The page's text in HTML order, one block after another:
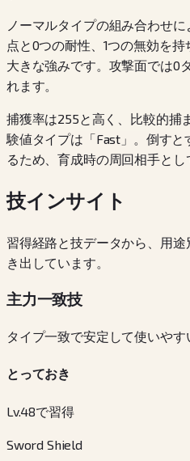
ノーマルタイプの組み合わせ
点と0つの耐性、1つの無効を
大きな強みです。攻撃面では0
れます。
捕獲率は255と高く、比較的捕
験値タイプは「Fast」。倒すと
るため、育成時の周回相手とし
技インサイト
習得経路と技データから、用
き出しています。
主力一致技
タイプ一致で安定して使いやす
とっておき
Lv.48で習得
Sword Shield